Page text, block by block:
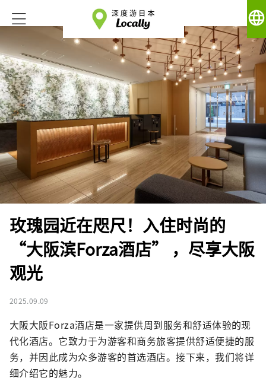
language
玫瑰园近在咫尺！入住时尚的
“大阪滨Forza酒店” ，尽享大阪
观光
2025.09.09
大阪大阪Forza酒店是一家提供周到服务和舒适体验的现
代化酒店。它致力于为游客和商务旅客提供舒适便捷的服
务，并因此成为众多游客的首选酒店。接下来，我们将详
细介绍它的魅力。